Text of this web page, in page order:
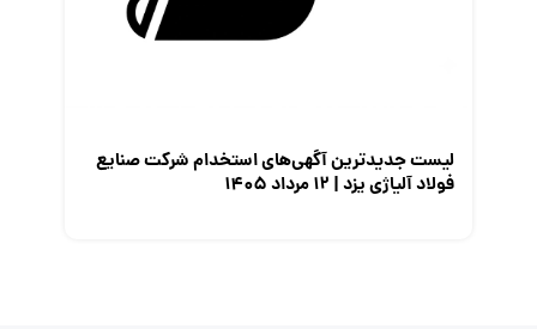
لیست جدیدترین آگهی‌های استخدام شرکت صنایع
فولاد آلیاژی یزد | ۱۲ مرداد ۱۴۰۵